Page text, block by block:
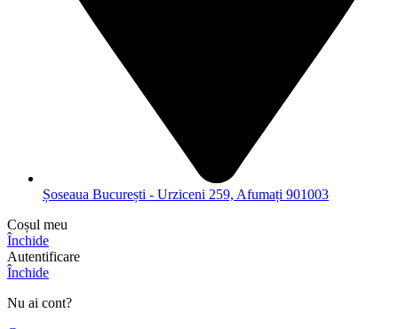
Șoseaua București - Urziceni 259, Afumați 901003
Coșul meu
Închide
Autentificare
Închide
Nu ai cont?